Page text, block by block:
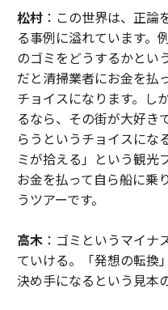
松村：この世界は、正論
る事例に溢れています。
のゴミをどうするかとい
だと清掃業者にお金を払
チョイスになります。し
るなら、その街が大好き
らうというチョイスにな
ミが拾える」という観光
お金を払って自ら船に乗
うツアーです。
高木：ゴミというマイナ
ていける。「発想の転換
決め手になるという見本